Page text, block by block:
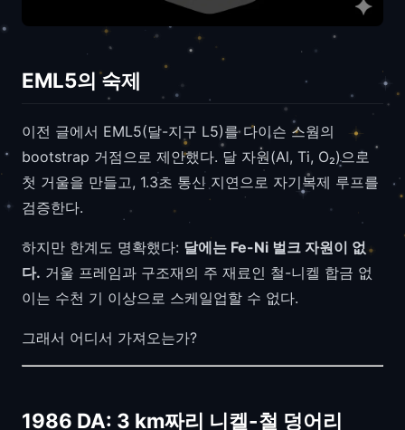
EML5의 숙제
이전 글에서 EML5(달-지구 L5)를 다이슨 스웜의
bootstrap 거점으로 제안했다. 달 자원(Al, Ti, O₂)으로
첫 거울을 만들고, 1.3초 통신 지연으로 자기복제 루프를
검증한다.
하지만 한계도 명확했다: 달에는 Fe-Ni 벌크 자원이 없
다. 거울 프레임과 구조재의 주 재료인 철-니켈 합금 없
이는 수천 기 이상으로 스케일업할 수 없다.
그래서 어디서 가져오는가?
1986 DA: 3 km짜리 니켈-철 덩어리